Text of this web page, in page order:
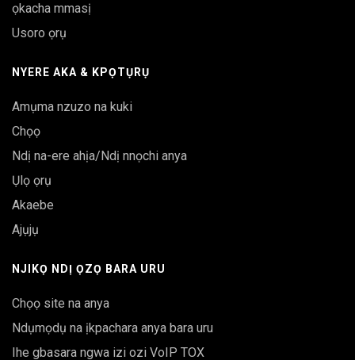
ọkacha mmasị
Usoro ọrụ
NYERE AKA & KPỌTỤRỤ
Amụma nzuzo na kuki
Chọọ
Ndị na-ere ahịa/Ndị nnọchi anya
Ụlọ ọrụ
Akaebe
Ajụjụ
NJIKỌ NDỊ ỌZỌ BARA URU
Chọọ site na anya
Ndụmọdụ na ịkpachara anya bara uru
Ihe gbasara ngwa izi ozi VoIP TOX